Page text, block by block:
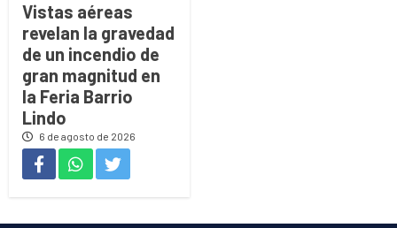
Vistas aéreas
revelan la gravedad
de un incendio de
gran magnitud en
la Feria Barrio
Lindo
6 de agosto de 2026